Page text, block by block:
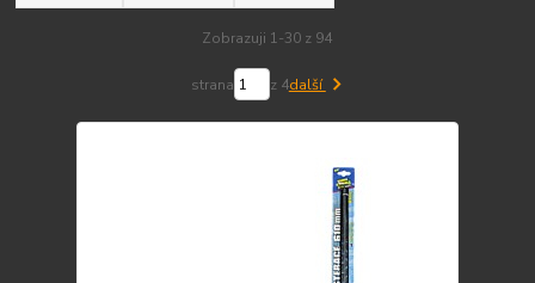
Zobrazuji 1-30 z 94
strana z 4další